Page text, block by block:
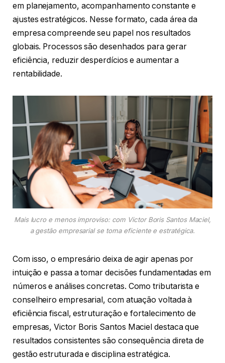
em planejamento, acompanhamento constante e
ajustes estratégicos. Nesse formato, cada área da
empresa compreende seu papel nos resultados
globais. Processos são desenhados para gerar
eficiência, reduzir desperdícios e aumentar a
rentabilidade.
Mais lucro e menos improviso: com Victor Boris Santos Maciel,
a gestão empresarial se torna eficiente e estratégica.
Com isso, o empresário deixa de agir apenas por
intuição e passa a tomar decisões fundamentadas em
números e análises concretas. Como tributarista e
conselheiro empresarial, com atuação voltada à
eficiência fiscal, estruturação e fortalecimento de
empresas, Victor Boris Santos Maciel destaca que
resultados consistentes são consequência direta de
gestão estruturada e disciplina estratégica.